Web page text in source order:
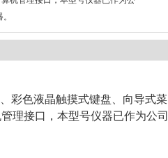
彩色液晶触摸式键盘、向导式菜
理接口，本型号仪器已作为公司